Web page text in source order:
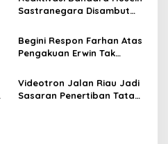
Sastranegara Disambut
Air Jet
Begini Respon Farhan Atas
Pengakuan Erwin Tak
Pemerintahan
Videotron Jalan Riau Jadi
Sasaran Penertiban Tata